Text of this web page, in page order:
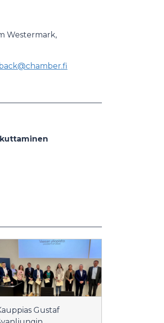
Westermark,
Gustaf